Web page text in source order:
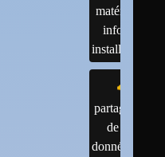
matériels :
infos et
installations
partage
de
données